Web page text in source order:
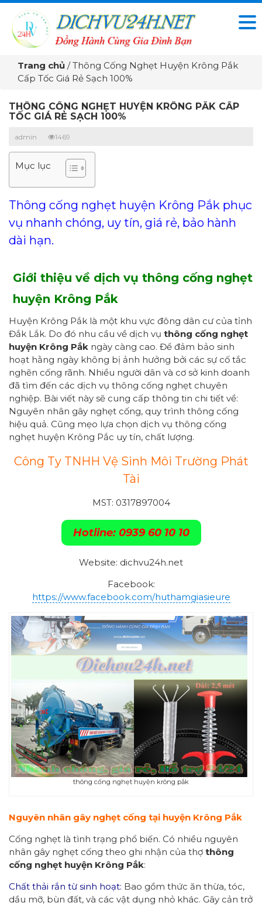
Trang chủ /Thông Cống Nghẹt Huyện Krông Pắk
Cấp Tốc Giá Rẻ Sạch 100%
THÔNG CỐNG NGHẸT HUYỆN KRÔNG PẮK CẤP
TỐC GIÁ RẺ SẠCH 100%
admin 1469
Mục lục
Thông cống nghẹt huyện Krông Pắk phục
vụ nhanh chóng, uy tín, giá rẻ, bảo hành
dài hạn.
Giới thiệu về dịch vụ thông cống nghẹt
huyện Krông Pắk
Huyện Krông Pắk là một khu vực đông dân cư của tỉnh
Đắk Lắk. Do đó nhu cầu về dịch vụ thông cống nghẹt
huyện Krông Pắk ngày càng cao. Để đảm bảo sinh
hoạt hằng ngày không bị ảnh hưởng bởi các sự cố tắc
nghẽn cống rãnh. Nhiều người dân và cơ sở kinh doanh
đã tìm đến các dịch vụ thông cống nghẹt chuyên
nghiệp. Bài viết này sẽ cung cấp thông tin chi tiết về:
Nguyên nhân gây nghẹt cống, quy trình thông cống
hiệu quả. Cũng mẹo lựa chọn dịch vụ thông cống
nghẹt huyện Krông Pắc uy tín, chất lượng.
Công Ty TNHH Vệ Sinh Môi Trường Phát
Tài
MST: 0317897004
Hotline: 0939 60 10 10
Website: dichvu24h.net
Facebook:
https://www.facebook.com/huthamgiasieure
thông cống nghẹt huyện krông pắk
Nguyên nhân gây nghẹt cống tại huyện Krông Pắk
Cống nghẹt là tình trạng phổ biến. Có nhiều nguyên
nhân gây nghẹt cống theo ghi nhận của thợ thông
cống nghẹt huyện Krông Pắk:
Chất thải rắn từ sinh hoạt: Bao gồm thức ăn thừa, tóc,
dầu mỡ, bùn đất, và các vật dụng nhỏ khác. Gây cản trở